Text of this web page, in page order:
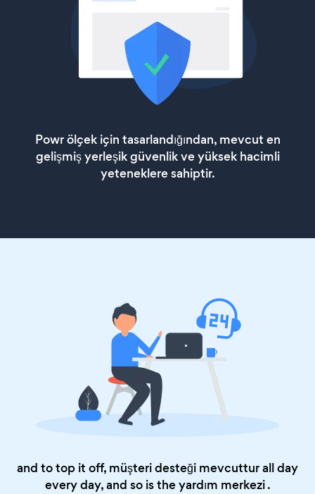
Powr ölçek için tasarlandığından, mevcut en
gelişmiş yerleşik güvenlik ve yüksek hacimli
yeteneklere sahiptir.
and to top it off, müşteri desteği mevcuttur all day
every day, and so is theyardım merkezi.